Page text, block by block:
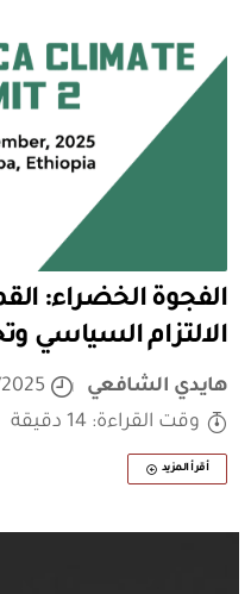
الفجوة الخضراء:
الالتزام السياسي
هايدي الشافعي
2025
وقت القراءة: 14 دقيقة
أقرأ المزيد